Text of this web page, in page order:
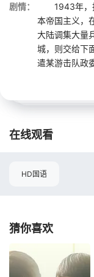
剧情：
1943年，抗
本帝国主义，
大陆调集大量
城，则交给下
遣某游击队政
在线观看
HD国语
猜你喜欢